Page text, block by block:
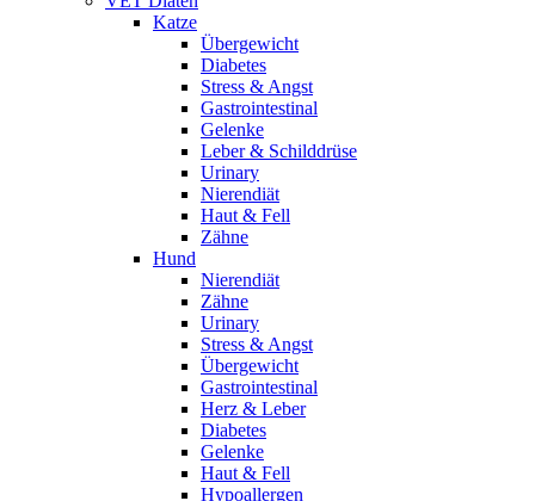
Katze
Übergewicht
Diabetes
Stress & Angst
Gastrointestinal
Gelenke
Leber & Schilddrüse
Urinary
Nierendiät
Haut & Fell
Zähne
Hund
Nierendiät
Zähne
Urinary
Stress & Angst
Übergewicht
Gastrointestinal
Herz & Leber
Diabetes
Gelenke
Haut & Fell
Hypoallergen